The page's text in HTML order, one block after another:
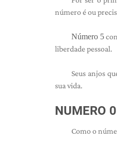
número é ou
Número 5
liberdade pessoal.
Seus anjos
sua vida.
NUMERO 0
Como o